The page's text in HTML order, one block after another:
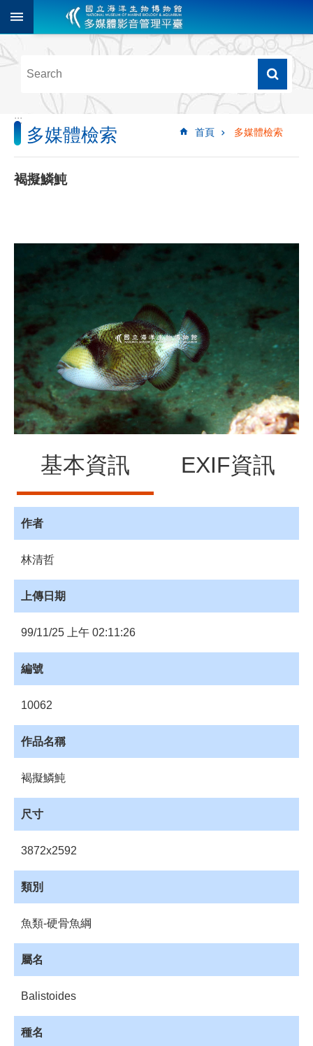
跳到主要內容區塊
階
尋
多
媒
體
檢
像
源
息
發
布
諮
詢
會
員
專
館
員
網
站
購
理
資
理
源
藏
入
:::
首頁 多媒體檢索
多媒體檢索
褐擬鱗魨
基本資訊 EXIF資訊
作者
林清哲
上傳日期
99/11/25 上午 02:11:26
編號
10062
作品名稱
褐擬鱗魨
尺寸
3872x2592
類別
魚類-硬骨魚綱
屬名
Balistoides
種名